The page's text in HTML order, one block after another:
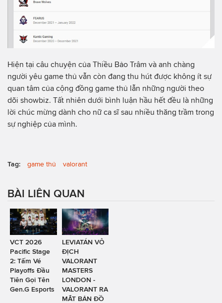
Hiện tại câu chuyện của Thiều Bảo Trâm và anh chàng
người yêu game thủ vẫn còn đang thu hút được không ít sự
quan tâm của cộng đồng game thủ lẫn những người theo
dõi showbiz. Tất nhiên dưới bình luận hầu hết đều là những
lời chúc mừng dành cho nữ ca sĩ sau nhiều thăng trầm trong
sự nghiệp của mình.
Tag: game thủ valorant
BÀI LIÊN QUAN
VCT 2026
Pacific Stage
2: Tấm Vé
Playoffs Đầu
Tiên Gọi Tên
Gen.G Esports
LEVIATÁN VÔ
ĐỊCH
VALORANT
MASTERS
LONDON -
VALORANT RA
MẮT BẢN ĐỒ